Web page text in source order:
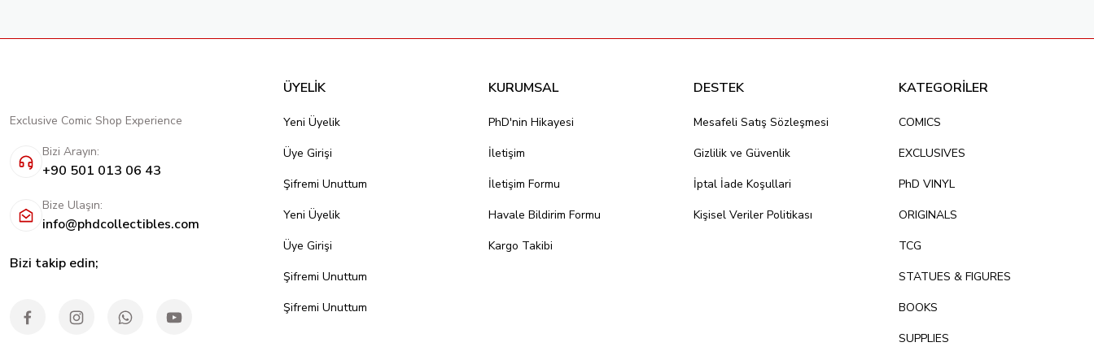
Exclusive Comic Shop Experience
Bizi Arayın:
+90 501 013 06 43
Bize Ulaşın:
info@phdcollectibles.com
Bizi takip edin;
ÜYELİK
Yeni Üyelik
Üye Girişi
Şifremi Unuttum
Yeni Üyelik
Üye Girişi
Şifremi Unuttum
Şifremi Unuttum
KURUMSAL
PhD'nin Hikayesi
İletişim
İletişim Formu
Havale Bildirim Formu
Kargo Takibi
DESTEK
Mesafeli Satış Sözleşmesi
Gizlilik ve Güvenlik
İptal İade Koşullari
Kişisel Veriler Politikası
KATEGORİLER
COMICS
EXCLUSIVES
PhD VINYL
ORIGINALS
TCG
STATUES & FIGURES
BOOKS
SUPPLIES